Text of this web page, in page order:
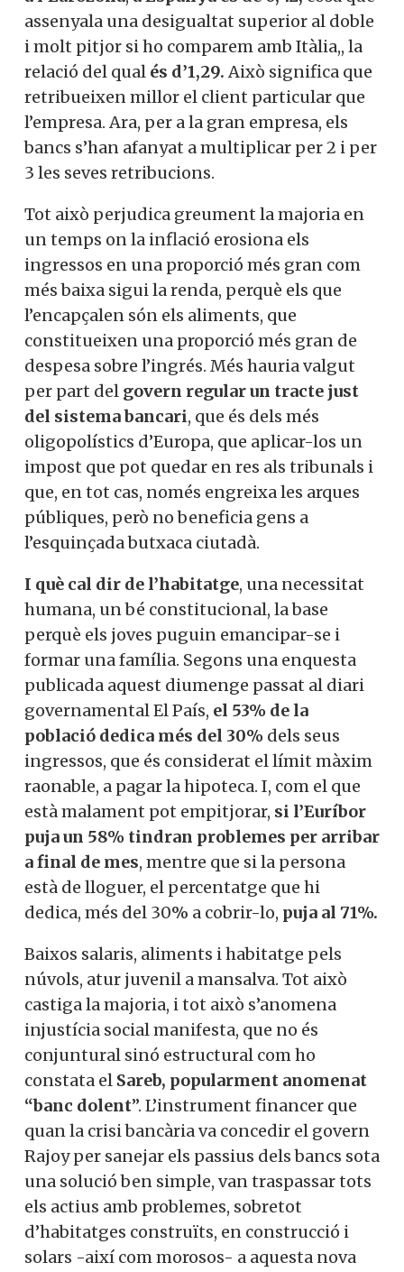
assenyala una desigualtat superior al doble
i molt pitjor si ho comparem amb Itàlia,, la
relació del qual és d’1,29. Això significa que
retribueixen millor el client particular que
l’empresa. Ara, per a la gran empresa, els
bancs s’han afanyat a multiplicar per 2 i per
3 les seves retribucions.
Tot això perjudica greument la majoria en
un temps on la inflació erosiona els
ingressos en una proporció més gran com
més baixa sigui la renda, perquè els que
l’encapçalen són els aliments, que
constitueixen una proporció més gran de
despesa sobre l’ingrés. Més hauria valgut
per part del govern regular un tracte just
del sistema bancari, que és dels més
oligopolístics d’Europa, que aplicar-los un
impost que pot quedar en res als tribunals i
que, en tot cas, només engreixa les arques
públiques, però no beneficia gens a
l’esquinçada butxaca ciutadà.
I què cal dir de l’habitatge, una necessitat
humana, un bé constitucional, la base
perquè els joves puguin emancipar-se i
formar una família. Segons una enquesta
publicada aquest diumenge passat al diari
governamental El País, el 53% de la
població dedica més del 30% dels seus
ingressos, que és considerat el límit màxim
raonable, a pagar la hipoteca. I, com el que
està malament pot empitjorar, si l’Euríbor
puja un 58% tindran problemes per arribar
a final de mes, mentre que si la persona
està de lloguer, el percentatge que hi
dedica, més del 30% a cobrir-lo, puja al 71%.
Baixos salaris, aliments i habitatge pels
núvols, atur juvenil a mansalva. Tot això
castiga la majoria, i tot això s’anomena
injustícia social manifesta, que no és
conjuntural sinó estructural com ho
constata el Sareb, popularment anomenat
“banc dolent”. L’instrument financer que
quan la crisi bancària va concedir el govern
Rajoy per sanejar els passius dels bancs sota
una solució ben simple, van traspassar tots
els actius amb problemes, sobretot
d’habitatges construïts, en construcció i
solars -així com morosos- a aquesta nova